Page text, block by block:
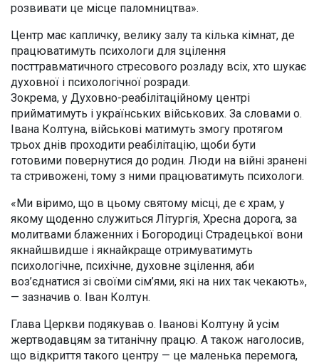
розвивати це місце паломництва».
Центр має капличку, велику залу та кілька кімнат, де
працюватимуть психологи для зцілення
посттравматичного стресового розладу всіх, хто шукає
духовної і психологічної розради.
Зокрема, у Духовно-реабілітаційному центрі
прийматимуть і українських військових. За словами о.
Івана Колтуна, військові матимуть змогу протягом
трьох днів проходити реабілітацію, щоби бути
готовими повернутися до родин. Люди на війні зранені
та стривожені, тому з ними працюватимуть психологи.
«Ми віримо, що в цьому святому місці, де є храм, у
якому щоденно служиться Літургія, Хресна дорога, за
молитвами блаженних і Богородиці Страдецької вони
якнайшвидше і якнайкраще отримуватимуть
психологічне, психічне, духовне зцілення, аби
воз’єднатися зі своїми сім’ями, які на них так чекають»,
— зазначив о. Іван Колтун.
Глава Церкви подякував о. Іванові Колтуну й усім
жертводавцям за титанічну працю. А також наголосив,
що відкриття такого центру — це маленька перемога,